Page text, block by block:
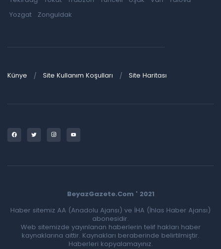
Yozgat
Zonguldak
Künye Site Kullanım Koşulları Site Haritası
BeyazGazete.Com ' 2021
Haber sitemiz AA (Anadolu Ajansı) ve İHA (İhlas Haber Ajansı)
abonesidir.
Web sitemizde yayınlanan haberlerin telif hakları haber
kaynaklarına aittir. Kaynakları beraberinde belirtilmiştir.
Haberleri kopyalamayınız.